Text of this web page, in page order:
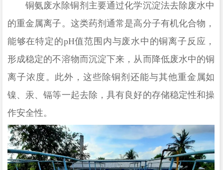
铜氨废水除铜剂主要通过化学沉淀法去除废水中
的重金属离子。这类药剂通常是高分子有机化合物，
能够在特定的pH值范围内与废水中的铜离子反应，
形成稳定的不溶物而沉淀下来，从而降低废水中的铜
离子浓度 。此外，这些除铜剂还能与其他重金属如
镍、汞、镉等一起去除，具有良好的存储稳定性和操
作安全性。